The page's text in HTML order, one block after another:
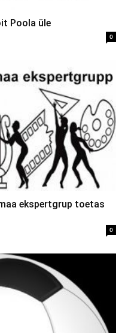
Poola üle
0
ekspertgrup toetas
0